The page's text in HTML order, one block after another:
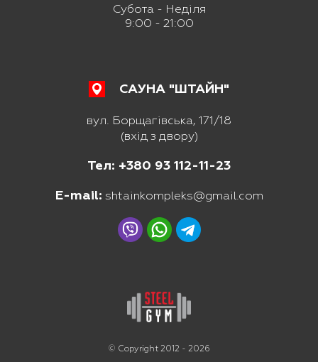
© Copyright 2012 - 2026
Субота - Неділя
9:00 - 21:00
САУНА "ШТАЙН"
вул. Борщагівська, 171/18
(вхід з двору)
Тел: +380 93 112-11-23
E-mail: shtainkompleks@gmail.com